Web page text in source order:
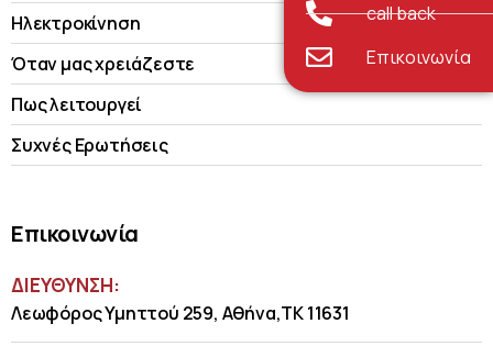
Ηλεκτροκίνηση
Όταν μας χρειάζεστε
Πως λειτουργεί
Συχνές Ερωτήσεις
Επικοινωνία
ΔΙΕΥΘΥΝΣΗ:
Λεωφόρος Υμηττού 259, Αθήνα,ΤΚ 11631
call back
Επικοινωνία